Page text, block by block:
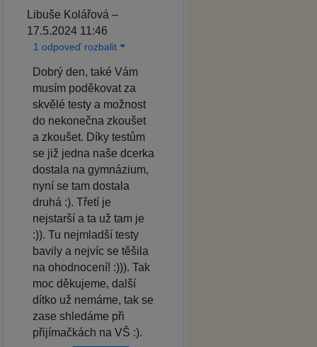
Libuše Kolářová –
17.5.2024 11:46
1 odpoveď rozbalit
Dobrý den, také Vám
musím poděkovat za
skvělé testy a možnost
do nekonečna zkoušet
a zkoušet. Díky testům
se již jedna naše dcerka
dostala na gymnázium,
nyní se tam dostala
druhá :). Třetí je
nejstarší a ta už tam je
:)). Tu nejmladší testy
bavily a nejvíc se těšila
na ohodnocení! :))). Tak
moc děkujeme, další
dítko už nemáme, tak se
zase shledáme při
přijímačkách na VŠ :).